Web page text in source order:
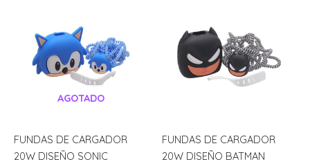
AGOTADO
FUNDAS DE CARGADOR
20W DISEÑO SONIC
FUNDAS DE CARGADOR
20W DISEÑO BATMAN